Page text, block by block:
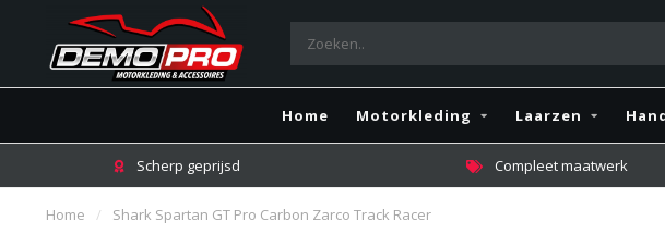
Home Motorkleding Laarzen
Scherp geprijsd Compleet maatwerk
Home / Shark Spartan GT Pro Carbon Zarco Track Racer